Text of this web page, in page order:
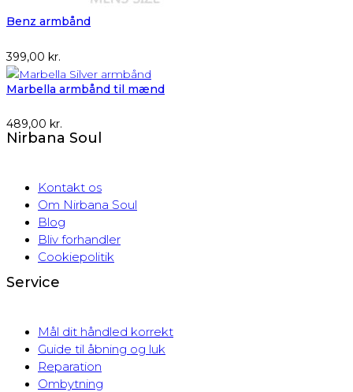
Benz armbånd
399,00 kr.
Marbella armbånd til mænd
489,00 kr.
Nirbana Soul
Kontakt os
Om Nirbana Soul
Blog
Bliv forhandler
Cookiepolitik
Service
Mål dit håndled korrekt
Guide til åbning og luk
Reparation
Ombytning